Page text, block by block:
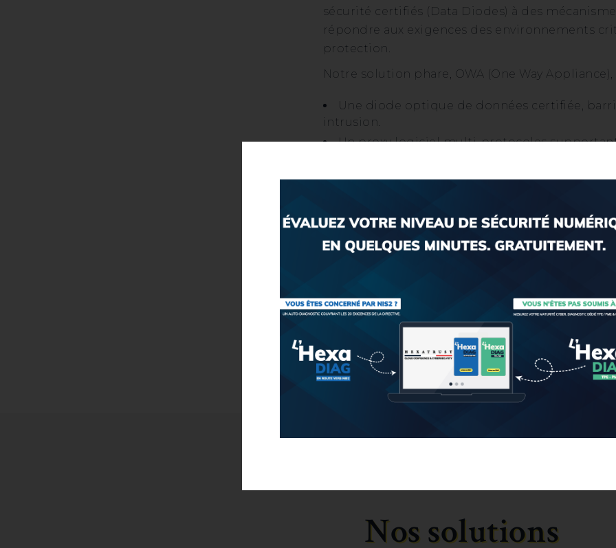
sécurité certifiés (Data Diodes) à des
répondre aux exigences des environnements
protection.
Notre solution phare, OWA (One Way
Une diode optique de données certifiée,
intrusion.
Un proxy logiciel multi-protocoles
Des connecteurs industriels prêts à l’emploi
Une détection avancée des erreurs et une
Le déploiement des solutions Cyberium
avancées et vulnérabilités Zero-Day, facilite la
(NIS2, ISA/IEC 62443 SL3/SL4) et élimine la
Beyond Firewalls™ — Truly Protected. Never
Nos solutions